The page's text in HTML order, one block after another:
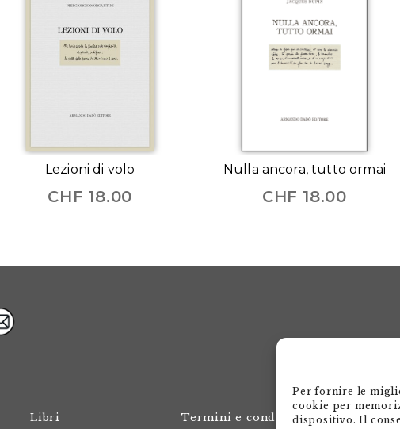
Per fornire le
cookie per
dispositivo. Il
Lezioni di volo
CHF 18.00
Nulla ancora, tutto ormai
CHF 18.00
Libri Termini e condizioni